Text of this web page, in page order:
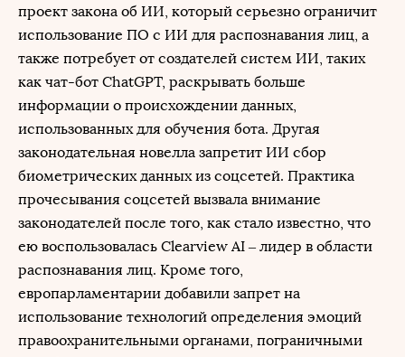
проект закона об ИИ, который серьезно ограничит
использование ПО с ИИ для распознавания лиц, а
также потребует от создателей систем ИИ, таких
как чат-бот ChatGPT, раскрывать больше
информации о происхождении данных,
использованных для обучения бота. Другая
законодательная новелла запретит ИИ сбор
биометрических данных из соцсетей. Практика
прочесывания соцсетей вызвала внимание
законодателей после того, как стало известно, что
ею воспользовалась Clearview AI – лидер в области
распознавания лиц. Кроме того,
европарламентарии добавили запрет на
использование технологий определения эмоций
правоохранительными органами, пограничными